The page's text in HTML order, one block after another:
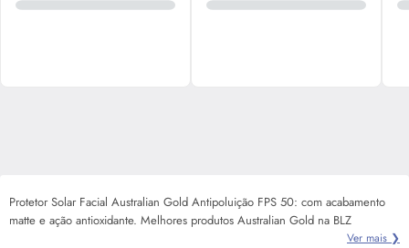
Protetor Solar Facial Australian Gold Antipoluição FPS 50: com acabamento
matte e ação antioxidante. Melhores produtos Australian Gold na BLZ
Ver mais ❯